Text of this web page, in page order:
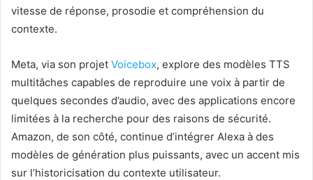
vitesse de réponse, prosodie et compréhension du
contexte.
Meta, via son projet Voicebox, explore des modèles TTS
multitâches capables de reproduire une voix à partir de
quelques secondes d’audio, avec des applications encore
limitées à la recherche pour des raisons de sécurité.
Amazon, de son côté, continue d’intégrer Alexa à des
modèles de génération plus puissants, avec un accent mis
sur l’historicisation du contexte utilisateur.